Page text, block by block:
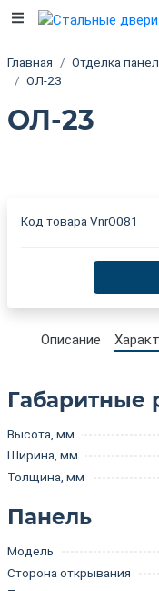
Главная Отделка
ОЛ-23
ОЛ-23
Описание
Габаритные
Высота, мм
Ширина, мм
Толщина, мм
Панель
Модель
Сторона открывания
Код товара VnrO081